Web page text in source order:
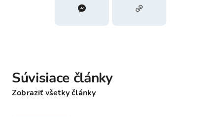
Súvisiace články
Zobraziť všetky články